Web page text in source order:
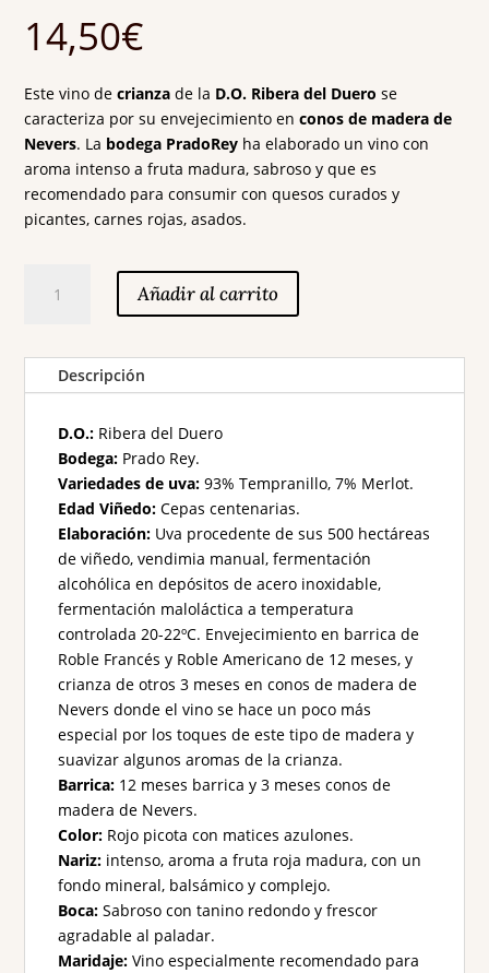
14,50€
Este vino decrianza de la D.O. Ribera del Duero se
caracteriza por su envejecimiento enconos de madera de
Nevers. La bodega PradoRey ha elaborado un vino con
aroma intenso a fruta madura, sabroso y que es
recomendado para consumir con quesos curados y
picantes, carnes rojas, asados.
Crianza
cantidad
Añadir al carrito
Descripción
D.O.: Ribera del Duero
Bodega: Prado Rey.
Variedades de uva: 93% Tempranillo, 7% Merlot.
Edad Viñedo: Cepas centenarias.
Elaboración: Uva procedente de sus 500 hectáreas
de viñedo, vendimia manual, fermentación
alcohólica en depósitos de acero inoxidable,
fermentación maloláctica a temperatura
controlada 20-22ºC. Envejecimiento en barrica de
Roble Francés y Roble Americano de 12 meses, y
crianza de otros 3 meses en conos de madera de
Nevers donde el vino se hace un poco más
especial por los toques de este tipo de madera y
suavizar algunos aromas de la crianza.
Barrica: 12 meses barrica y 3 meses conos de
madera de Nevers.
Color: Rojo picota con matices azulones.
Nariz: intenso, aroma a fruta roja madura, con un
fondo mineral, balsámico y complejo.
Boca: Sabroso con tanino redondo y frescor
agradable al paladar.
Maridaje:Vino especialmente recomendado para